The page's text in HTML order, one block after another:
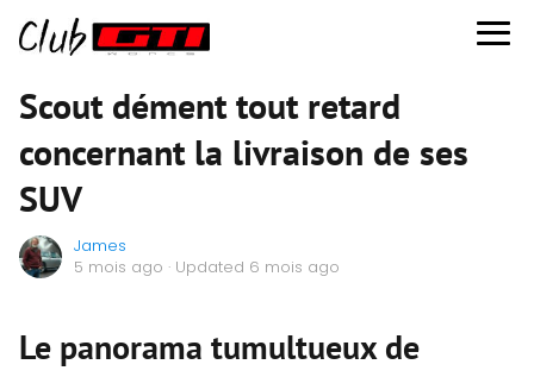
Scout dément tout retard
concernant la livraison de ses
SUV
James
5 mois ago · Updated 6 mois ago
Le panorama tumultueux de